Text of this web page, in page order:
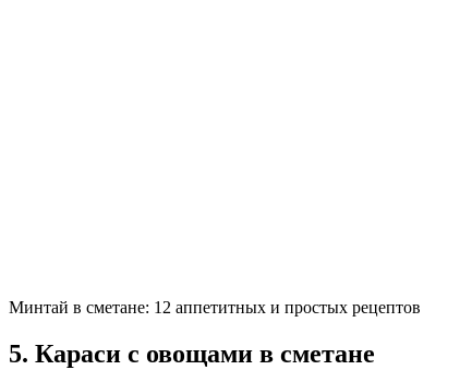
Минтай в сметане: 12 аппетитных и простых рецептов
5. Караси с овощами в сметане